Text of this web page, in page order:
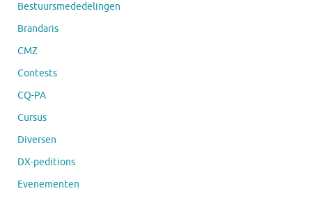
Bestuursmededelingen
Brandaris
CMZ
Contests
CQ-PA
Cursus
Diversen
DX-peditions
Evenementen